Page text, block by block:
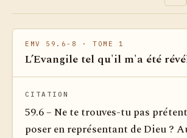
EMV 59.6-8 · TOME 1
L’Evangile tel qu'il m'a été
CITATION
59.6 – Ne te trouves-tu pas
poser en représentant de Dieu ?